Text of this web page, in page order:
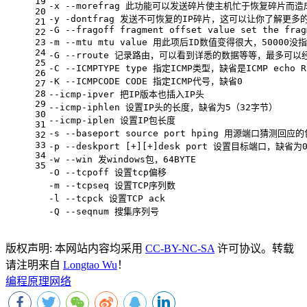
20
21
22
23
24
25
26
27
28
29
30
31
32
33
34
35
-x --morefrag 此功能可以发送碎片使主机忙于恢复碎片而造
-y -dontfrag 发送不可恢复的IP碎片，这可以让你了解更多的
-G --fragoff fragment offset value set the
-m --mtu mtu value 用此项后ID数值变得很大，50000没指
-G --rroute 记录路由，可以看到详悉的数据等等，最多可以
-C --ICMPTYPE type 指定ICMP类型，缺省是ICMP echo
-K --ICMPCODE CODE 指定ICMP代号，缺省0
--icmp-ipver 把IP版本也插入IP头
--icmp-iphlen 设置IP头的长度，缺省为5（32字节）
--icmp-iplen 设置IP包长度
-s --baseport source port hping 用源端口猜测回应的
-p --deskport [+][+]desk port 设置目标端口，缺省为0，一
-w --win 发windows包，64BYTE
-O --tcpoff 设置tcp偏移
-m --tcpseq 设置TCP序列数
-l --tcpck 设置TCP ack
-Q --seqnum 搜集序列号
版权声明: 本网站内容均采用 CC-BY-NC-SA 许可协议。转载
请注明来自 Longtao Wu ！
编程原理 网络